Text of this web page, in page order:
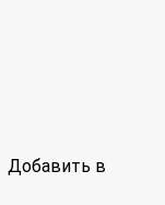
Добавить в